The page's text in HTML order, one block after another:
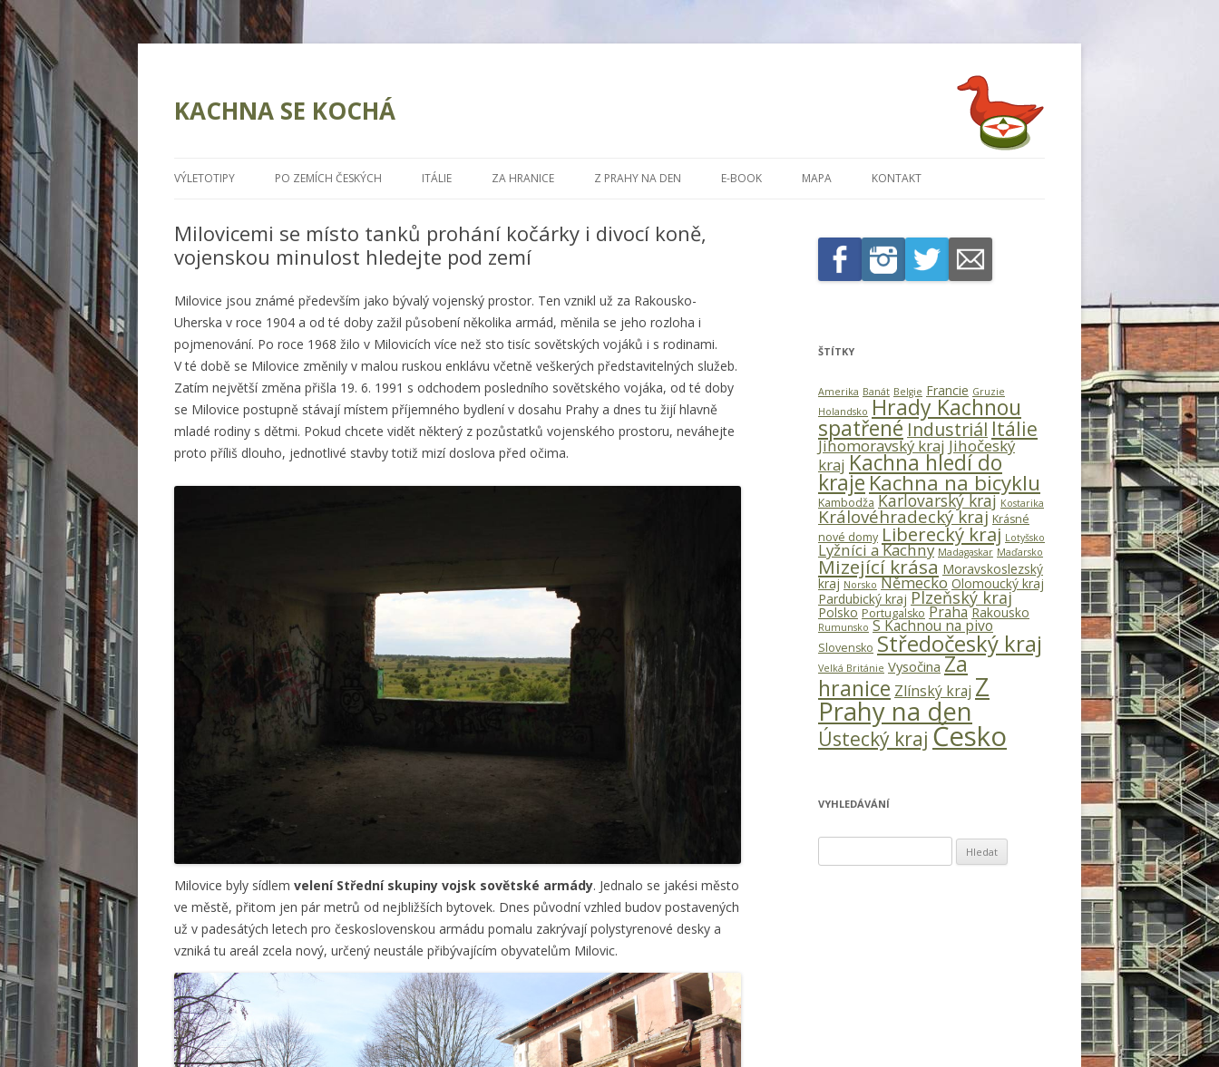
KACHNA SE KOCHÁ
VÝLETOTIPY PO ZEMÍCH ČESKÝCH ITÁLIE ZA HRANICE Z PRAHY NA DEN E-BOOK MAPA KONTAKT
Milovicemi se místo tanků prohání kočárky i divocí koně,
vojenskou minulost hledejte pod zemí
Milovice jsou známé především jako bývalý vojenský prostor. Ten vznikl už za Rakousko-
Uherska v roce 1904 a od té doby zažil působení několika armád, měnila se jeho rozloha i
pojmenování. Po roce 1968 žilo v Milovicích více než sto tisíc sovětských vojáků i s rodinami.
V té době se Milovice změnily v malou ruskou enklávu včetně veškerých představitelných služeb.
Zatím největší změna přišla 19. 6. 1991 s odchodem posledního sovětského vojáka, od té doby
se Milovice postupně stávají místem příjemného bydlení v dosahu Prahy a dnes tu žijí hlavně
mladé rodiny s dětmi. Pokud chcete vidět některý z pozůstatků vojenského prostoru, neváhejte
proto příliš dlouho, jednotlivé stavby totiž mizí doslova před očima.
Milovice byly sídlem velení Střední skupiny vojsk sovětské armády. Jednalo se jakési město
ve městě, přitom jen pár metrů od nejbližších bytovek. Dnes původní vzhled budov postavených
už v padesátých letech pro československou armádu pomalu zakrývají polystyrenové desky a
vzniká tu areál zcela nový, určený neustále přibývajícím obyvatelům Milovic.
ŠTÍTKY
Amerika Banát Belgie Francie Gruzie
Holandsko Hrady Kachnou
spatřené Industriál Itálie
Jihomoravský kraj Jihočeský
kraj Kachna hledí do
krajeKachna na bicyklu
Kambodža Karlovarský kraj Kostarika
Královéhradecký kraj Krásné
nové domy Liberecký kraj Lotyšsko
Lyžníci a Kachny Madagaskar Maďarsko
Mizející krása Moravskoslezský
kraj Norsko Německo Olomoucký kraj
Pardubický kraj Plzeňský kraj
Polsko Portugalsko Praha Rakousko
Rumunsko S Kachnou na pivo
Slovensko Středočeský kraj
Velká Británie Vysočina Za
hranice Zlínský kraj Z
Prahy na den
Ústecký kraj Česko
VYHLEDÁVÁNÍ